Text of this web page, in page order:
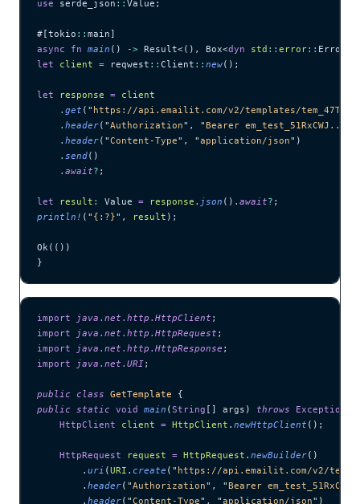
use serde_json :: Value;
#[tokio :: main]
async fn main () -> Result<(), Box<dyn std :: error::
let client = reqwest :: Client :: new();
let response = client
    .
get ( " https://api.emailit.com/v2/templates/
    .
header( "Authorization" , "Bearer
    .
header( "Content-Type" , "application/json" )
    .
send()
    .
await? ;
let result : Value = response . json () . await? ;
println! ( " {:?}" , result );
Ok(())
}
import java . net . http . HttpClient ;
import java . net . http . HttpRequest ;
import java . net . http . HttpResponse ;
import java . net . URI;
public class GetTemplate {
public static void main (String [] args ) throws Exception
    HttpClient
client = HttpClient . newHttpClient () ;
    HttpRequest
request = HttpRequest . newBuilder()
        .
uri (URI . create ( " https://api.emailit.com/v2/
        .
header( "Authorization" , "Bearer
        .
header( "Content-Type" , "application/json" )